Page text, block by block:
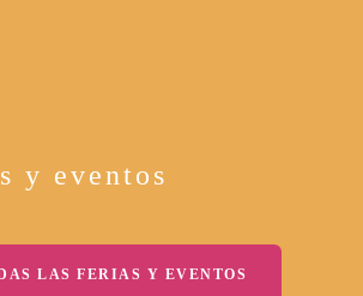
y eventos
LAS FERIAS Y EVENTOS